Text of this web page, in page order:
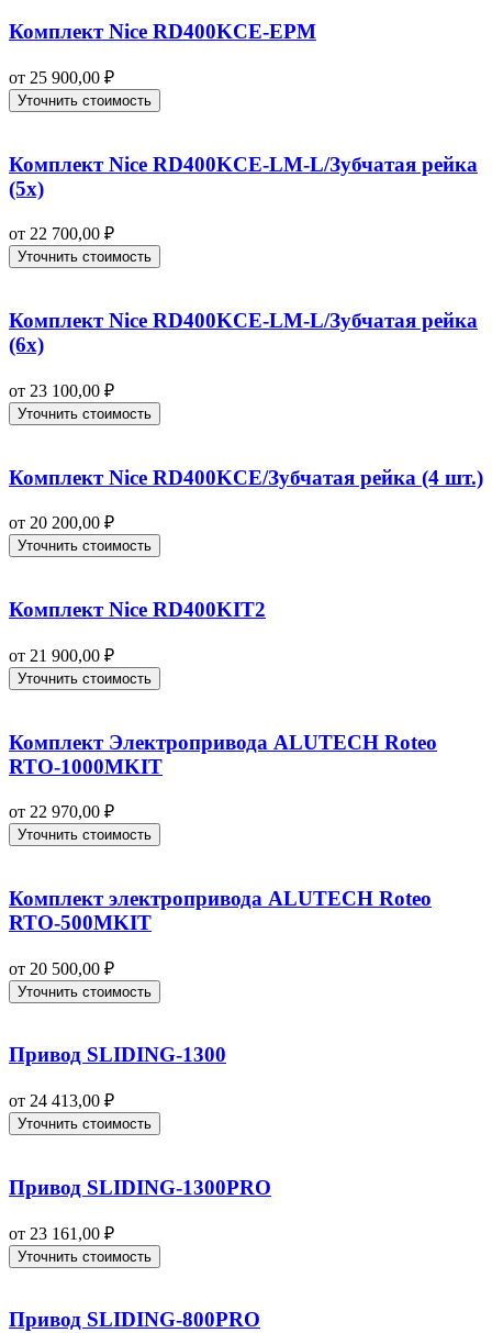
Комплект Nice RD400KCE-EPM
от 25 900,00 ₽
Уточнить стоимость
Комплект Nice RD400KCE-LM-L/Зубчатая рейка
(5x)
от 22 700,00 ₽
Уточнить стоимость
Комплект Nice RD400KCE-LM-L/Зубчатая рейка
(6x)
от 23 100,00 ₽
Уточнить стоимость
Комплект Nice RD400KCE/Зубчатая рейка (4 шт.)
от 20 200,00 ₽
Уточнить стоимость
Комплект Nice RD400KIT2
от 21 900,00 ₽
Уточнить стоимость
Комплект Электропривода ALUTECH Roteo
RTO-1000MKIT
от 22 970,00 ₽
Уточнить стоимость
Комплект электропривода ALUTECH Roteo
RTO-500MKIT
от 20 500,00 ₽
Уточнить стоимость
Привод SLIDING-1300
от 24 413,00 ₽
Уточнить стоимость
Привод SLIDING-1300PRO
от 23 161,00 ₽
Уточнить стоимость
Привод SLIDING-800PRO